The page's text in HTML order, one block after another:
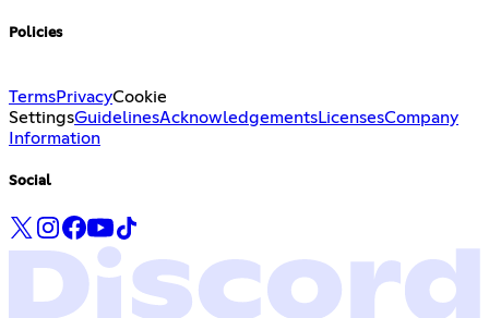
Policies
TermsPrivacyCookie
SettingsGuidelinesAcknowledgementsLicensesCompany
Information
Social